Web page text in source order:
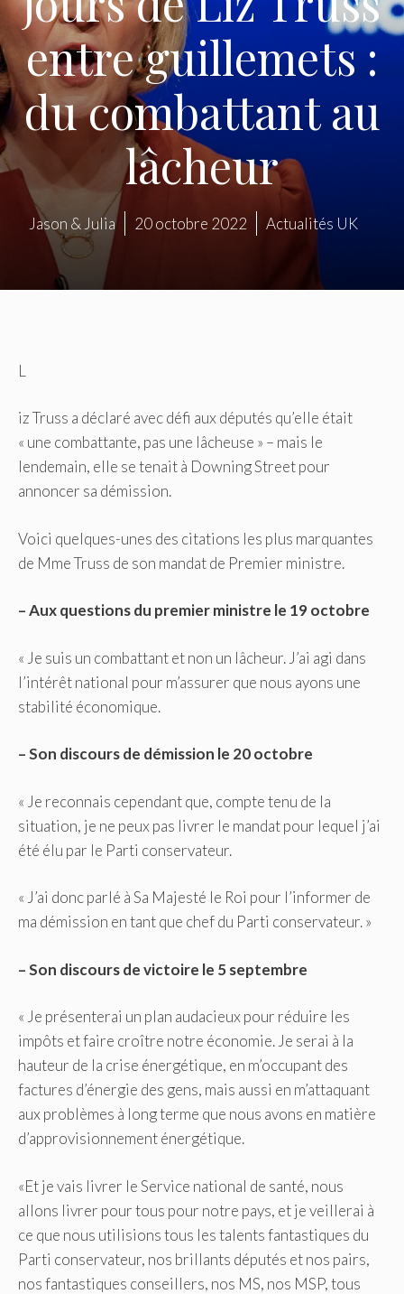
entre guillemets :
du combattant au
lâcheur
Jason & Julia 20 octobre 2022 Actualités UK
L
iz Truss a déclaré avec défi aux députés qu’elle était
« une combattante, pas une lâcheuse » – mais le
lendemain, elle se tenait à Downing Street pour
annoncer sa démission.
Voici quelques-unes des citations les plus marquantes
de Mme Truss de son mandat de Premier ministre.
– Aux questions du premier ministre le 19 octobre
« Je suis un combattant et non un lâcheur. J’ai agi dans
l’intérêt national pour m’assurer que nous ayons une
stabilité économique.
– Son discours de démission le 20 octobre
« Je reconnais cependant que, compte tenu de la
situation, je ne peux pas livrer le mandat pour lequel j’ai
été élu par le Parti conservateur.
« J’ai donc parlé à Sa Majesté le Roi pour l’informer de
ma démission en tant que chef du Parti conservateur. »
– Son discours de victoire le 5 septembre
« Je présenterai un plan audacieux pour réduire les
impôts et faire croître notre économie. Je serai à la
hauteur de la crise énergétique, en m’occupant des
factures d’énergie des gens, mais aussi en m’attaquant
aux problèmes à long terme que nous avons en matière
d’approvisionnement énergétique.
«Et je vais livrer le Service national de santé, nous
allons livrer pour tous pour notre pays, et je veillerai à
ce que nous utilisions tous les talents fantastiques du
Parti conservateur, nos brillants députés et nos pairs,
nos fantastiques conseillers, nos MS, nos MSP, tous